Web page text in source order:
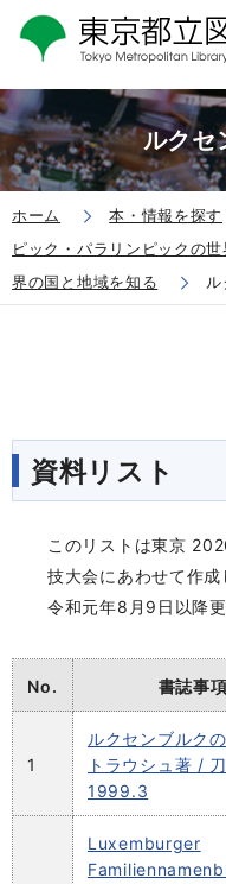
ルクセ
ホーム 本・情報を探す
ピック・パラリンピックの世
界の国と地域を知る
資料リスト
このリストは東京
技大会にあわせて作成
令和元年8月9日以降
No. 書誌事項
1
ルクセンブルク
トラウシュ著 /
1999.3
Luxemburger